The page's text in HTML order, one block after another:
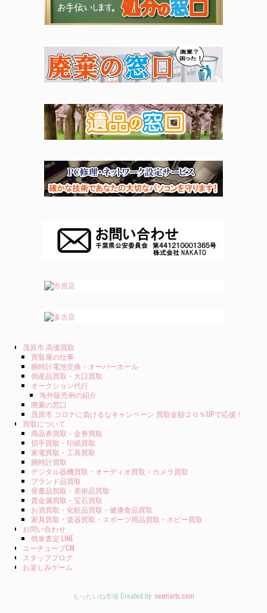
茂原市 高価買取
買取屋の仕事
腕時計電池交換・オーバーホール
倒産品買取・大口買取
オークション代行
海外販売例の紹介
廃棄の窓口
茂原市 コロナに負けるなキャンペーン 買取金額２０％UPで応援！
買取について
商品券買取・金券買取
切手買取・印紙買取
家電買取・工具買取
腕時計買取
デジタル器機買取・オーディオ買取・カメラ買取
ブランド品買取
骨董品買取・美術品買取
貴金属買取・宝石買取
お酒買取・化粧品買取・健康食品買取
家具買取・楽器買取・スポーツ用品買取・ホビー買取
お問い合わせ
簡単査定 LINE
ユーチューブCM
スタッフブログ
お楽しみゲーム
もったいね市場 Created by: nexmarts.com